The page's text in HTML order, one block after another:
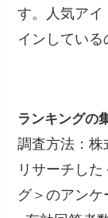
す。人気ア
インしている
ランキングの
調査方法：
リサーチし
グ＞のアンケ